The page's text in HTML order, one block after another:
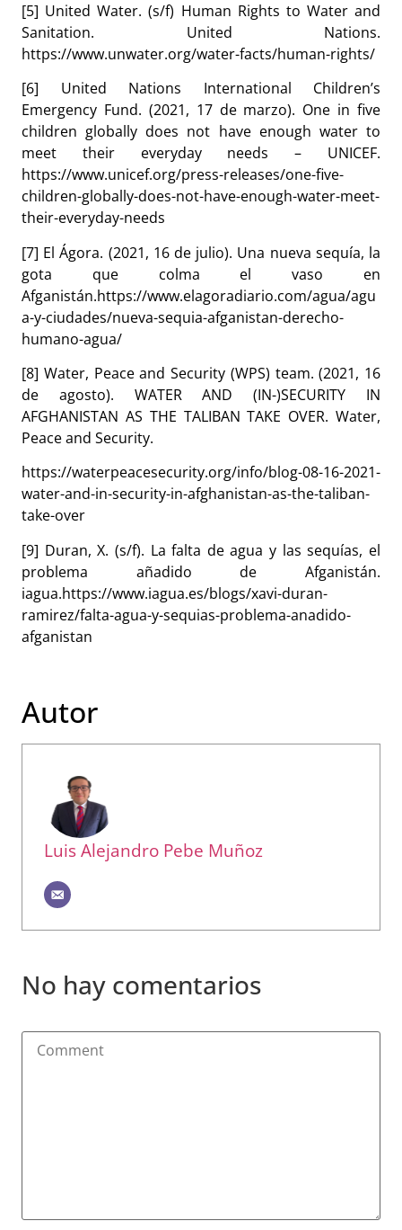
[5] United Water. (s/f) Human Rights to Water and
Sanitation. United Nations.
https://www.unwater.org/water-facts/human-rights/
[6] United Nations International Children’s
Emergency Fund. (2021, 17 de marzo). One in five
children globally does not have enough water to
meet their everyday needs – UNICEF.
https://www.unicef.org/press-releases/one-five-
children-globally-does-not-have-enough-water-meet-
their-everyday-needs
[7] El Ágora. (2021, 16 de julio). Una nueva sequía, la
gota que colma el vaso en
Afganistán.https://www.elagoradiario.com/agua/agu
a-y-ciudades/nueva-sequia-afganistan-derecho-
humano-agua/
[8] Water, Peace and Security (WPS) team. (2021, 16
de agosto). WATER AND (IN-)SECURITY IN
AFGHANISTAN AS THE TALIBAN TAKE OVER. Water,
Peace and Security.
https://waterpeacesecurity.org/info/blog-08-16-2021-
water-and-in-security-in-afghanistan-as-the-taliban-
take-over
[9] Duran, X. (s/f). La falta de agua y las sequías, el
problema añadido de Afganistán.
iagua.https://www.iagua.es/blogs/xavi-duran-
ramirez/falta-agua-y-sequias-problema-anadido-
afganistan
Autor
Luis Alejandro Pebe Muñoz
No hay comentarios